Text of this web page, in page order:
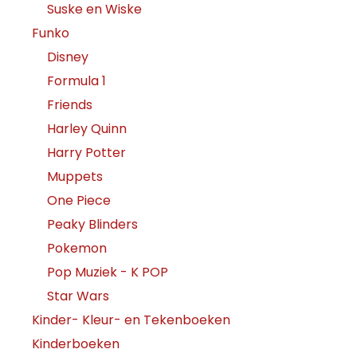
Suske en Wiske
Funko
Disney
Formula 1
Friends
Harley Quinn
Harry Potter
Muppets
One Piece
Peaky Blinders
Pokemon
Pop Muziek - K POP
Star Wars
Kinder- Kleur- en Tekenboeken
Kinderboeken